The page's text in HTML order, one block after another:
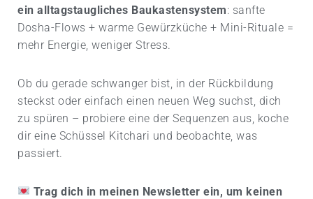
ein alltagstaugliches Baukasten­system: sanfte
Dosha-Flows + warme Gewürz­küche + Mini-Rituale =
mehr Energie, weniger Stress.
Ob du gerade schwanger bist, in der Rück­bildung
steckst oder einfach einen neuen Weg suchst, dich
zu spüren – probiere eine der Sequenzen aus, koche
dir eine Schüssel Kitchari und beobachte, was
passiert.
Trag dich in meinen Newsletter ein, um keinen